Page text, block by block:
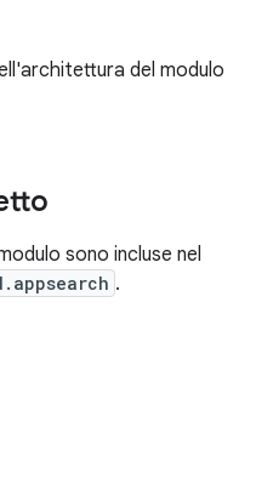
del modulo
sono incluse nel
.